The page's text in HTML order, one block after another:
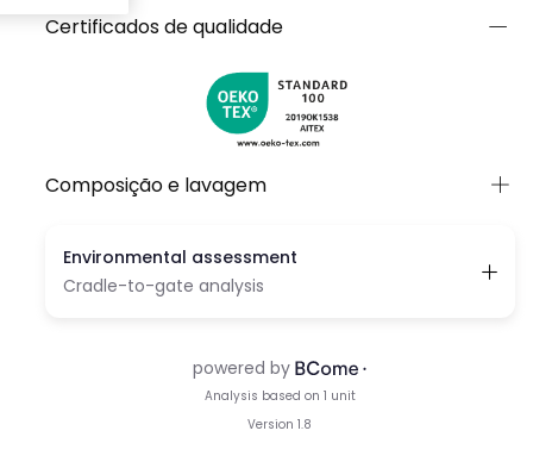
toque alegre e primaveril. Disponível em tamanhos dos
12 meses aos 10 anos. As bermudas contam com um
blusas ou camisetas lisas para destacar suas cores.
Uma opção elegante e versátil para dias ensolarados.
Certificados de qualidade
Composição e lavagem